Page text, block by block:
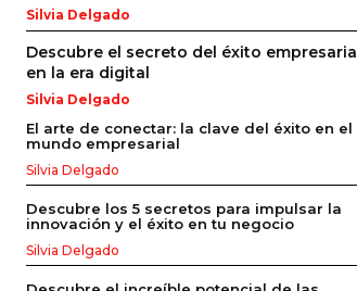
Silvia Delgado
Descubre el secreto del éxito empresarial
en la era digital
Silvia Delgado
El arte de conectar: la clave del éxito en el
mundo empresarial
Silvia Delgado
Descubre los 5 secretos para impulsar la
innovación y el éxito en tu negocio
Silvia Delgado